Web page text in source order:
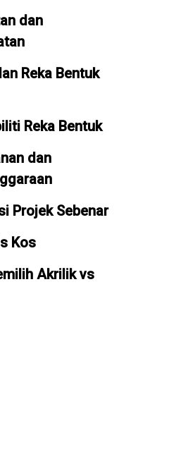
dan
Reka Bentuk
Reka Bentuk
dan
Projek Sebenar
Kos
Akrilik vs